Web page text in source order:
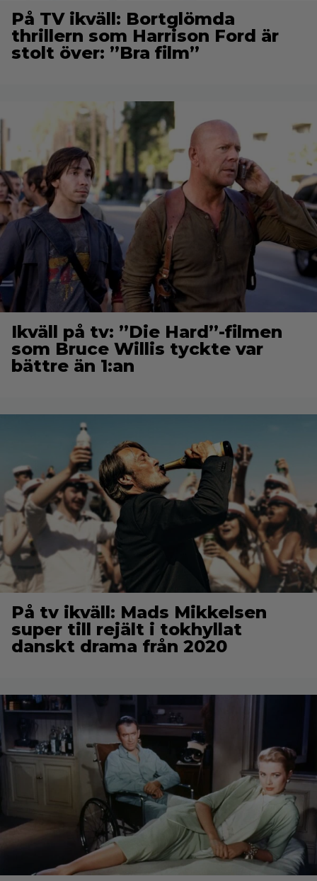
På TV ikväll: Bortglömda
thrillern som Harrison Ford är
stolt över: ”Bra film”
Ikväll på tv: ”Die Hard”-filmen
som Bruce Willis tyckte var
bättre än 1:an
På tv ikväll: Mads Mikkelsen
super till rejält i tokhyllat
danskt drama från 2020